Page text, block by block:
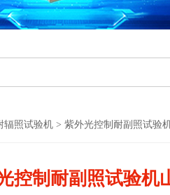
辐照试验机 > 紫外光控制耐副照试验
控制耐副照试验机